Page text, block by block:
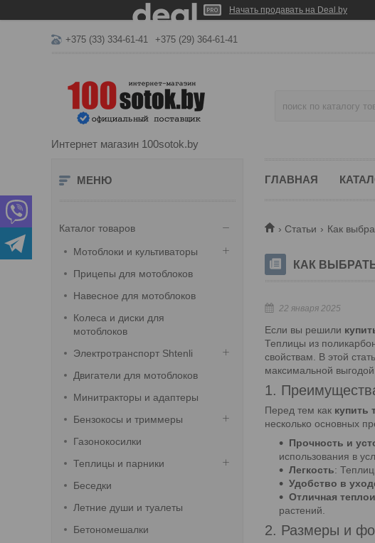
Начать продавать на Deal.by
+375 (33) 334-61-41 +375 (29) 364-61-41
Интернет магазин 100sotok.by
Каталог товаров
Мотоблоки и культиваторы
Прицепы для мотоблоков
Навесное для мотоблоков
Колеса и диски для
мотоблоков
Электротранспорт Shtenli
Двигатели для мотоблоков
Минитракторы и адаптеры
Бензокосы и триммеры
Газонокосилки
Теплицы и парники
Беседки
Летние души и туалеты
Бетономешалки
ГЛАВНАЯ
Статьи Как
КАК
22 января 2025
Если вы решили
Теплицы из
свойствам. В этой
максимальной выгодой.
1.
Перед тем как купить
несколько основных
Прочность и
использования в
Легкость:
Удобство в
Отличная
растений.
2. Размеры и